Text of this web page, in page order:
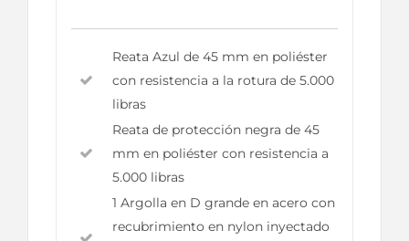
Reata Azul de 45 mm en poliéster
con resistencia a la rotura de 5.000
libras
Reata de protección negra de 45
mm en poliéster con resistencia a
5.000 libras
1 Argolla en D grande en acero con
recubrimiento en nylon inyectado